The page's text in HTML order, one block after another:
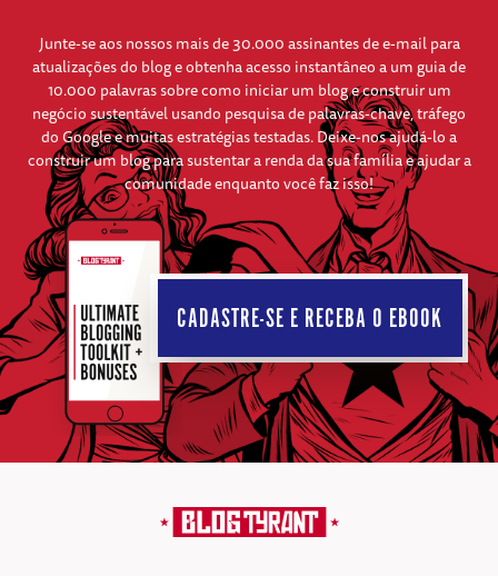
Junte-se aos nossos mais de 30.000 assinantes de e-mail para
atualizações do blog e obtenha acesso instantâneo a um guia de
10.000 palavras sobre como iniciar um blog e construir um
negócio sustentável usando pesquisa de palavras-chave, tráfego
do Google e muitas estratégias testadas. Deixe-nos ajudá-lo a
construir um blog para sustentar a renda da sua família e ajudar a
comunidade enquanto você faz isso!
CADASTRE-SE E RECEBA O EBOOK